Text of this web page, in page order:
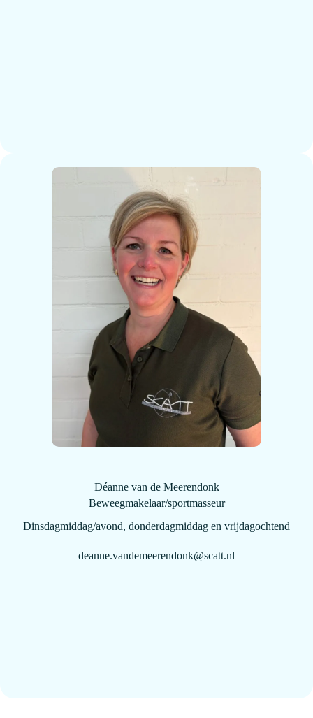
Déanne van de Meerendonk
Beweegmakelaar/sportmasseur
Dinsdagmiddag/avond, donderdagmiddag en vrijdagochtend
deanne.vandemeerendonk@scatt.nl